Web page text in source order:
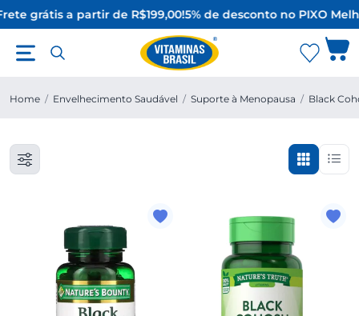
grátis a partir de R$199,00!5% de desconto no PIXO
Home / Envelhecimento Saudável / Suporte à Menopausa / Black